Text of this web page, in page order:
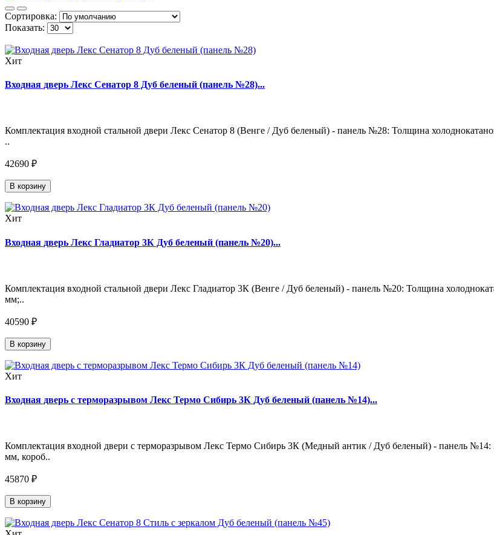
Сортировка:
Показать:
Хит
Входная дверь Лекс Сенатор 8 Дуб беленый (панель №28)...
Комплектация входной стальной двери Лекс Сенатор 8 (Венге / Дуб беленый) - панель №28: Толщина
..
42690 ₽
В корзину
Хит
Входная дверь Лекс Гладиатор 3К Дуб беленый (панель №20)...
Комплектация входной стальной двери Лекс Гладиатор 3К (Венге / Дуб беленый) - панель №20: Толщина
мм;..
40590 ₽
В корзину
Хит
Входная дверь с терморазрывом Лекс Термо Сибирь 3К Дуб беленый (панель №14)...
Комплектация входной двери с терморазрывом Лекс Термо Сибирь 3К (Медный антик / Дуб беленый) - панель
мм, короб..
45870 ₽
В корзину